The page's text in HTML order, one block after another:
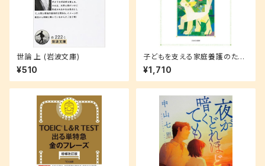
世論 上 (岩波文庫)
¥510
子どもを支える家庭養護のため
の里親ソーシャルワーク
¥1,710